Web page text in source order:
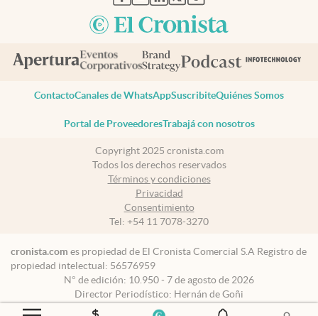
ContactoCanales de WhatsAppSuscribiteQuiénes Somos
Portal de ProveedoresTrabajá con nosotros
Copyright 2025 cronista.com
Todos los derechos reservados
Términos y condiciones
Privacidad
Consentimiento
Tel: +54 11 7078-3270
cronista.com es propiedad de El Cronista Comercial S.A Registro de
propiedad intelectual: 56576959
N° de edición: 10.950 - 7 de agosto de 2026
Director Periodístico: Hernán de Goñi